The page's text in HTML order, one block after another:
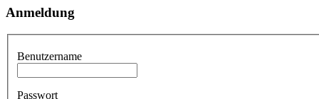
Anmeldung
Benutzername
Passwort